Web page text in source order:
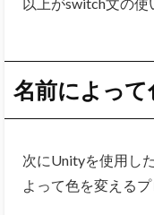
名前によって
次にUnityを使用し
よって色を変える